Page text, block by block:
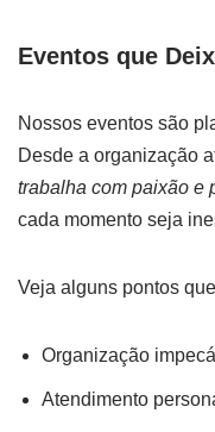
Eventos que
Nossos eventos são
Desde a organização
trabalha com paixão e
cada momento seja
Veja alguns pontos
Organização
Atendimento